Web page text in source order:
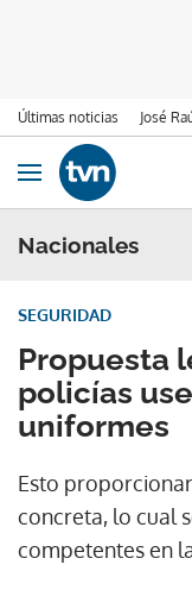
Últimas noticias José
Ir al contenido
Obrir navegació
Nacionales
Propuesta
policías
uniformes
SEGURIDAD
Esto
concreta, lo cual
competentes en